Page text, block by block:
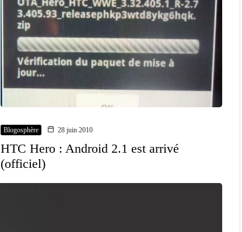
Blogosphère 28 juin 2010
HTC Hero : Android 2.1 est arrivé
(officiel)